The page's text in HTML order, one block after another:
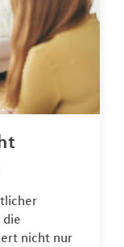
die
nicht nur